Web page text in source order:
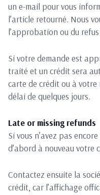
un e-mail pour vous
l’article retourné. Nous
l’approbation ou du
Si votre demande est
traité et un crédit sera
carte de crédit ou à
délai de quelques jours.
Late or missing refunds
Si vous n’avez pas
d’abord à nouveau votre
Contactez ensuite la
crédit, car l’affichage